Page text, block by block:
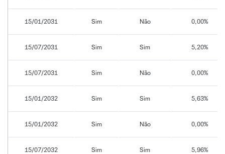
15/01/2031 Sim Não 0,00%
15/07/2031 Sim Sim 5,20%
15/07/2031 Sim Não 0,00%
15/01/2032 Sim Sim 5,63%
15/01/2032 Sim Não 0,00%
15/07/2032 Sim Sim 5,96%